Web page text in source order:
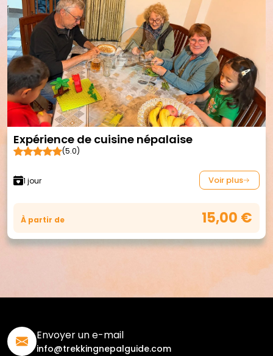
Expérience de cuisine népalaise
(5.0)
1 jour Voir plus
À partir de 15,00 €
Envoyer un e-mail
info@trekkingnepalguide.com